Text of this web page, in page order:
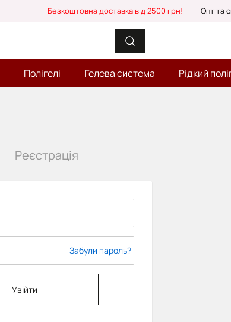
Безкоштовна доставка від 2500 грн! Опт та
Полігелі Гелева система Рідкий
Реєстрація
Забули пароль?
Увійти